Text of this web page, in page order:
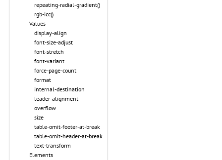
repeating-radial-gradient()
rgb-icc()
Values
display-align
font-size-adjust
font-stretch
font-variant
force-page-count
format
internal-destination
leader-alignment
overflow
size
table-omit-footer-at-break
table-omit-header-at-break
text-transform
Elements